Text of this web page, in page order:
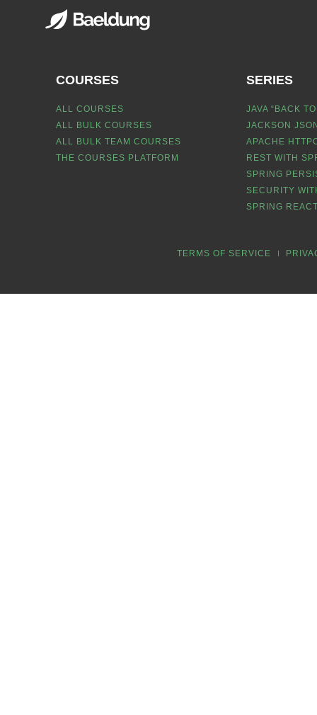
COURSES
ALL COURSES
ALL BULK COURSES
ALL BULK TEAM COURSES
THE COURSES PLATFORM
SERIES
JAVA “BACK
JACKSON
APACHE
REST WITH
SPRING
SECURITY
SPRING
TERMS OF SERVICE